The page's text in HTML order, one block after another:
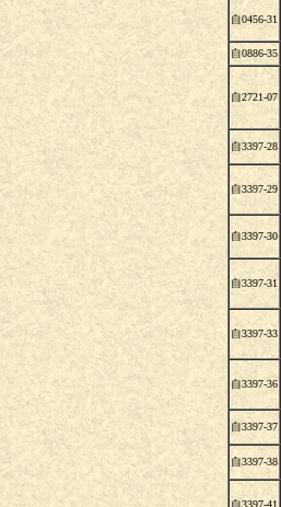
自0456-31
自0886-35
自2721-07
自3397-28
自3397-29
自3397-30
自3397-31
自3397-33
自3397-36
自3397-37
自3397-38
自3397-41